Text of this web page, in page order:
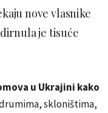
nove vlasnike
je tisuće
u Ukrajini kako
skloništima,